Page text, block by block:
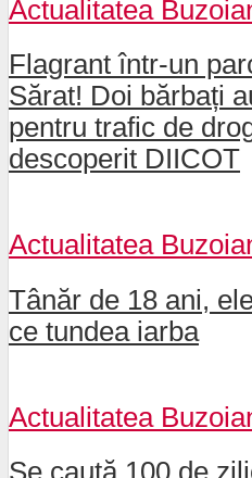
Actualitatea
Flagrant într-un
Sărat! Doi bărbați
pentru trafic de
descoperit DIICOT
Actualitatea
Tânăr de 18 ani,
ce tundea iarba
Actualitatea
Se caută 100 de